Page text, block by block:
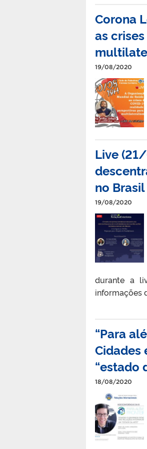
Corona
as
19/08/2020
Live
no Brasil
19/08/2020
durante a
informações
“Para
Cidades
“estado
18/08/2020